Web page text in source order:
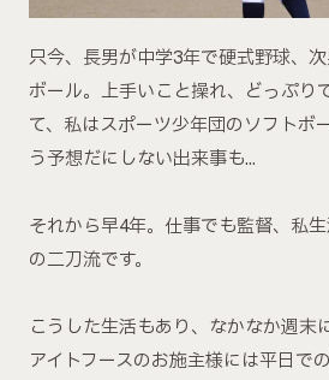
只今、長男が中学3年で硬式野球、
ボール。上手いこと操れ、どっぷり
て、私はスポーツ少年団のソフトボ
う予想だにしない出来事も…
それから早4年。仕事でも監督、私
の二刀流です。
こうした生活もあり、なかなか週末
アイトフースのお施主様には平日で